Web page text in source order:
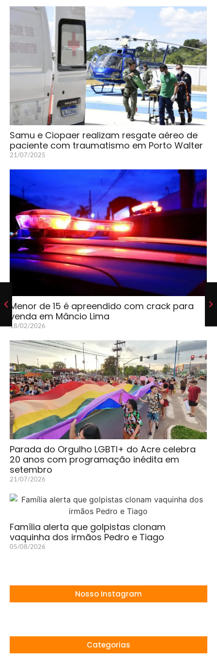
Samu e Ciopaer realizam resgate aéreo de
paciente com traumatismo em Porto Walter
21/07/2025
Menor de 15 é apreendido com crack para
venda em Mâncio Lima
18/02/2026
Parada do Orgulho LGBTI+ do Acre celebra
20 anos com programação inédita em
setembro
21/07/2026
Família alerta que golpistas clonam
vaquinha dos irmãos Pedro e Tiago
05/08/2026
Nosso Instagram
Categorias